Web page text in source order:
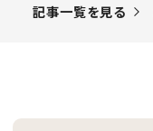
記事一覧を見る